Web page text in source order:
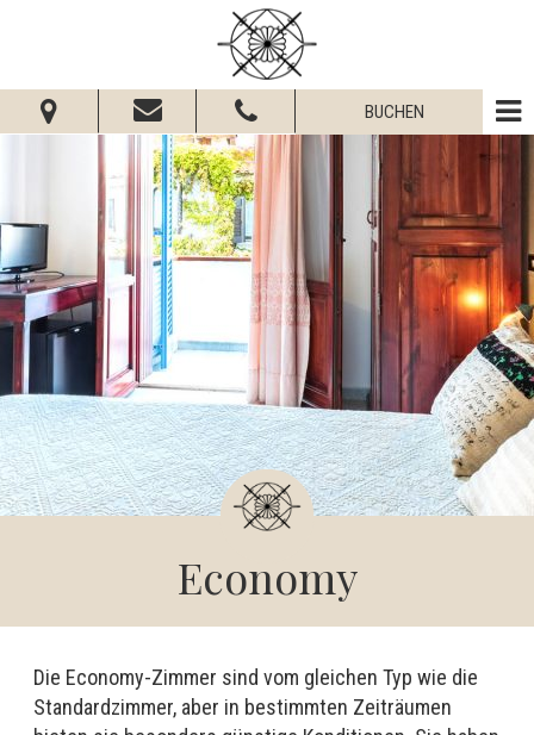
BUCHEN
Bis:
Erwachsene: Kinder:
Verfügbarkeit prüfen
Informationsanfrage
Economy
Die Economy-Zimmer sind vom gleichen Typ wie die
Standardzimmer, aber in bestimmten Zeiträumen